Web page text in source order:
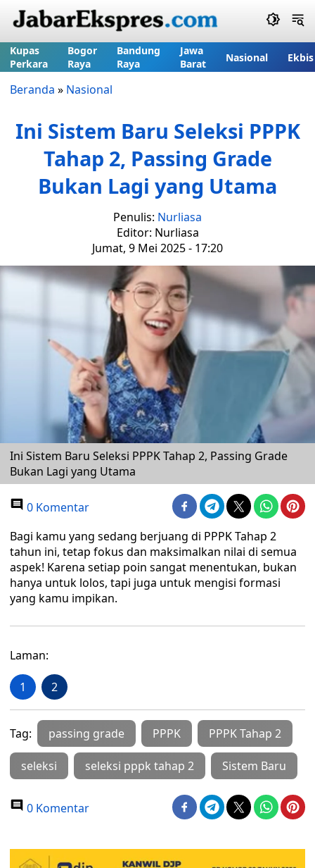
Kupas
Perkara
Bogor
Raya
Bandung
Raya
Jawa
Barat
Nasional Ekbis
Beranda » Nasional
Ini Sistem Baru Seleksi PPPK
Tahap 2, Passing Grade
Bukan Lagi yang Utama
Penulis: Nurliasa
Editor: Nurliasa
Jumat, 9 Mei 2025 - 17:20
Ini Sistem Baru Seleksi PPPK Tahap 2, Passing Grade
Bukan Lagi yang Utama
0 Komentar
Bagi kamu yang sedang berjuang di PPPK Tahap 2
tahun ini, tetap fokus dan maksimalkan nilai di semua
aspek! Karena setiap poin sangat menentukan, bukan
hanya untuk lolos, tapi juga untuk mengisi formasi
yang kamu impikan.
Laman:
1 2
Tag: passing grade PPPK PPPK Tahap 2
seleksi seleksi pppk tahap 2 Sistem Baru
0 Komentar